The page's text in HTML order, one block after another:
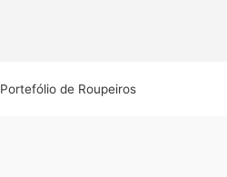
Portefólio de Roupeiros